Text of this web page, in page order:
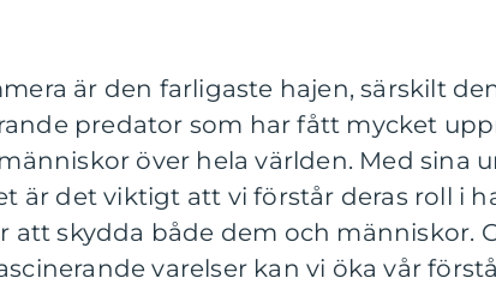
är den farligaste hajen, särskilt
predator som har fått mycket
över hela världen. Med sina
är det viktigt att vi förstår deras roll i
att skydda både dem och människor.
varelser kan vi öka vår